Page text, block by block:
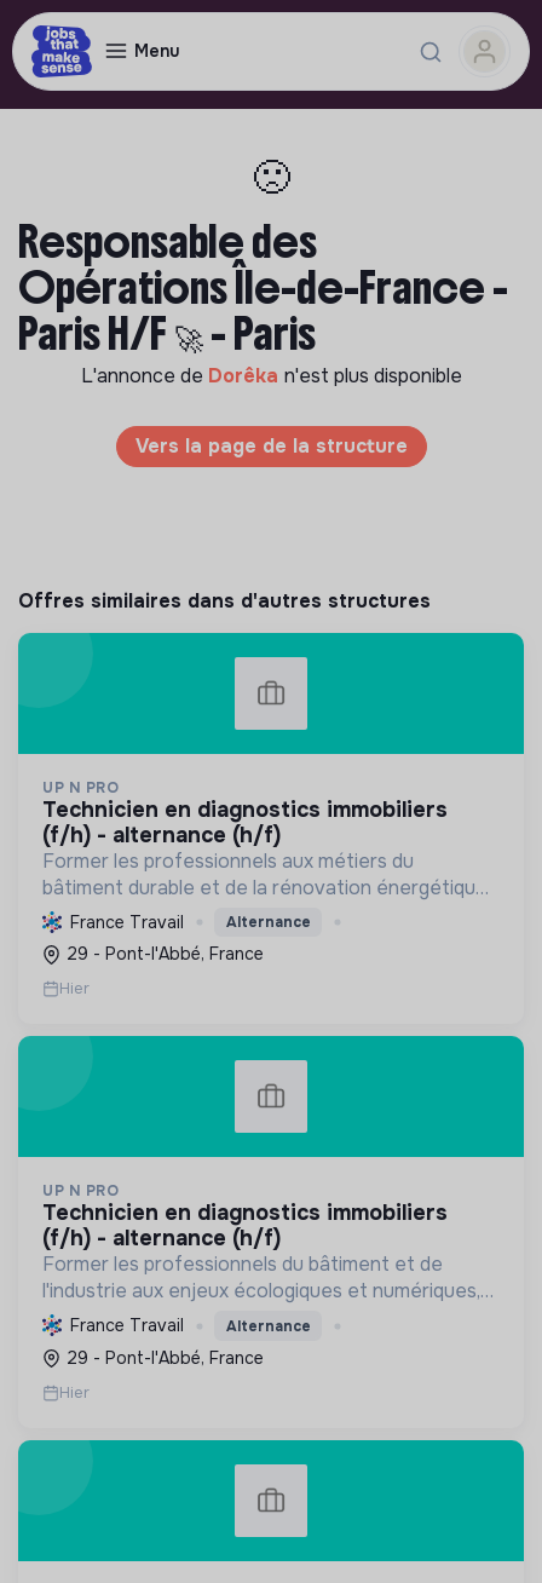
Menu
🙁
Responsable des
Opérations Île-de-France -
Paris H/F 🚀 - Paris
L'annonce de Dorêka n'est plus disponible
Vers la page de la structure
Offres similaires dans d'autres structures
UP N PRO
technicien en diagnostics immobiliers
(f/h) - alternance (h/f)
Former les professionnels aux métiers du
bâtiment durable et de la rénovation énergétique,
en contribuant à la sécurité des biens et à la
transition écologique.
France Travail Alternance
29 - Pont-l'Abbé, France
Hier
UP N PRO
technicien en diagnostics immobiliers
(f/h) - alternance (h/f)
Former les professionnels du bâtiment et de
l'industrie aux enjeux écologiques et numériques,
en favorisant l'emploi durable, pour une transition
énergétique et sociale réussie.
France Travail Alternance
29 - Pont-l'Abbé, France
Hier